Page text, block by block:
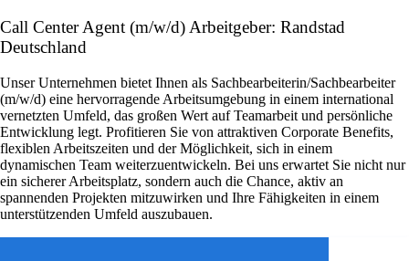
Call Center Agent (m/w/d) Arbeitgeber: Randstad
Deutschland
Unser Unternehmen bietet Ihnen als Sachbearbeiterin/Sachbearbeiter
(m/w/d) eine hervorragende Arbeitsumgebung in einem international
vernetzten Umfeld, das großen Wert auf Teamarbeit und persönliche
Entwicklung legt. Profitieren Sie von attraktiven Corporate Benefits,
flexiblen Arbeitszeiten und der Möglichkeit, sich in einem
dynamischen Team weiterzuentwickeln. Bei uns erwartet Sie nicht nur
ein sicherer Arbeitsplatz, sondern auch die Chance, aktiv an
spannenden Projekten mitzuwirken und Ihre Fähigkeiten in einem
unterstützenden Umfeld auszubauen.